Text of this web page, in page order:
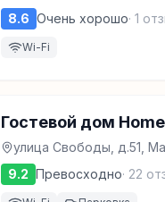
8.6 Очень хорошо· 1
Wi-Fi
Гостевой дом Home
улица Свободы, д.51,
9.2 Превосходно· 22